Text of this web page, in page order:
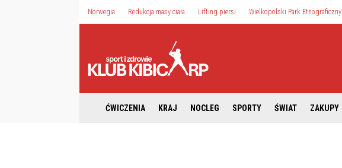
Norwegia Redukcja masy ciała Lifting piersi Wielkopolski Park Etnograficzny
ĆWICZENIA KRAJ NOCLEG SPORTY ŚWIAT ZAKUPY